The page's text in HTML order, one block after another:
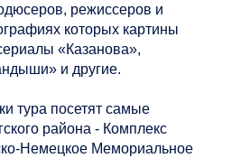
режиссеров и
которых картины
«Казанова»,
и другие.
тура посетят самые
района - Комплекс
Немецкое Мемориальное